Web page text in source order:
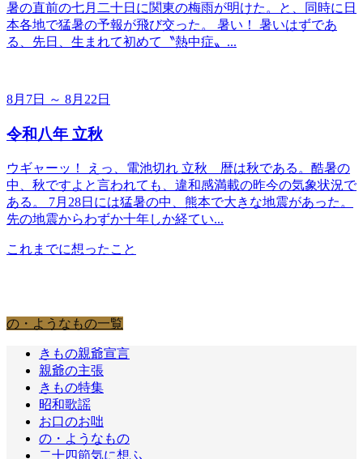
暑の直前の七月二十日に関東の梅雨が明けた。と、同時に日
本各地で猛暑の予報が飛び交った。 暑い！ 暑いはずであ
る、先日、生まれて初めて〝熱中症〟...
8月7日 ～ 8月22日
令和八年 立秋
ウギャーッ！ えっ、電池切れ 立秋＿暦は秋である。酷暑の
中、秋ですよと言われても、違和感満載の昨今の気象状況で
ある。 7月28日には猛暑の中、熊本で大きな地震があった。
先の地震からわずか十年しか経てい...
これまでに想ったこと
の・ようなもの一覧
きもの親爺宣言
親爺の主張
きもの特集
昭和歌謡
お口のお咄
の・ようなもの
二十四節気に想ふ